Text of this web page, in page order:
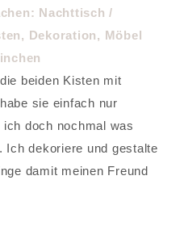
beiden Kisten mit
sie einfach nur
doch nochmal was
Ich dekoriere und gestalte
damit meinen Freund